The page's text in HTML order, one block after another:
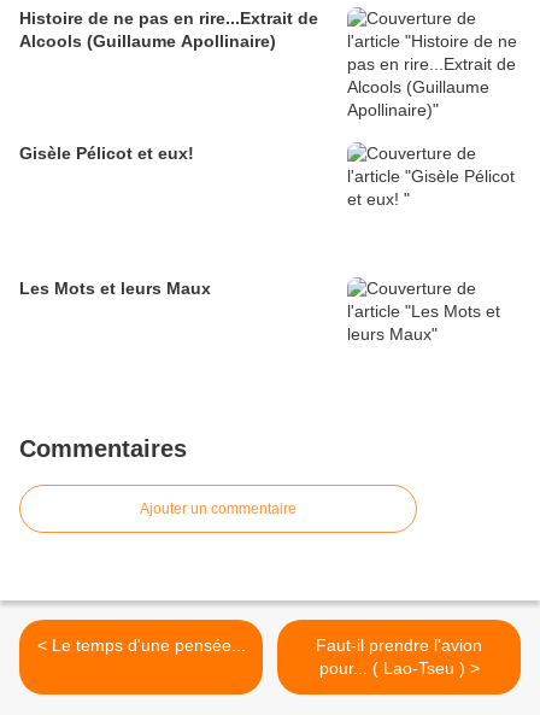
Histoire de ne pas en rire...Extrait de
Alcools (Guillaume Apollinaire)
Gisèle Pélicot et eux!
Les Mots et leurs Maux
Commentaires
Ajouter un commentaire
< Le temps d'une pensée...
Faut-il prendre l'avion
pour... ( Lao-Tseu ) >